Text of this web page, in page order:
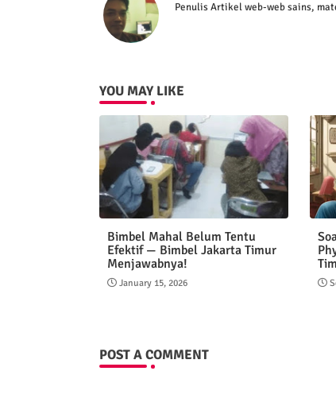
Penulis Artikel web-web sains,
YOU MAY LIKE
Bimbel Mahal Belum Tentu
Efektif — Bimbel Jakarta Timur
Menjawabnya!
January 15, 2026
POST A COMMENT